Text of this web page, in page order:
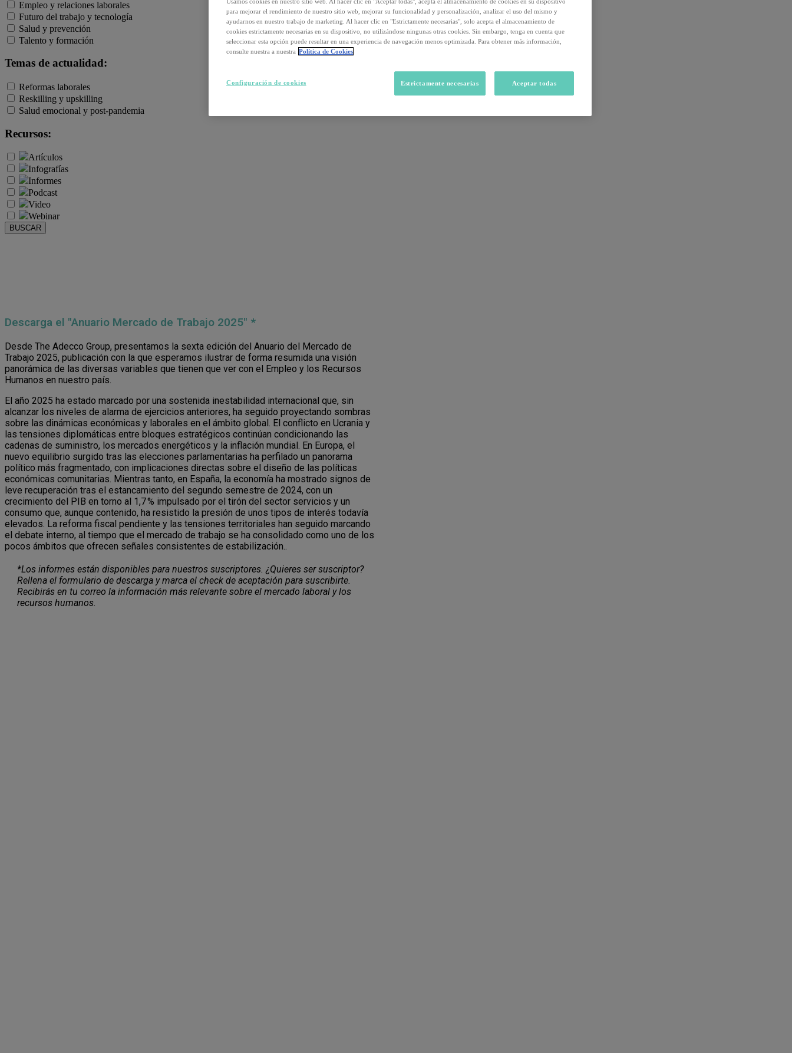
Empleo y relaciones laborales
Futuro del trabajo y tecnología
Salud y prevención
Talento y formación
Temas de actualidad:
Reformas laborales
Reskilling y upskilling
Salud emocional y post-pandemia
Recursos:
Artículos
Infografías
Informes
Podcast
Video
Webinar
BUSCAR
Descarga el "Anuario Mercado de Trabajo 2025" *
Desde The Adecco Group, presentamos la sexta edición del Anuario del Mercado de
Trabajo 2025, publicación con la que esperamos ilustrar de forma resumida una visión
panorámica de las diversas variables que tienen que ver con el Empleo y los Recursos
Humanos en nuestro país.
El año 2025 ha estado marcado por una sostenida inestabilidad internacional que, sin
alcanzar los niveles de alarma de ejercicios anteriores, ha seguido proyectando sombras
sobre las dinámicas económicas y laborales en el ámbito global. El conflicto en Ucrania y
las tensiones diplomáticas entre bloques estratégicos continúan condicionando las
cadenas de suministro, los mercados energéticos y la inflación mundial. En Europa, el
nuevo equilibrio surgido tras las elecciones parlamentarias ha perfilado un panorama
político más fragmentado, con implicaciones directas sobre el diseño de las políticas
económicas comunitarias. Mientras tanto, en España, la economía ha mostrado signos de
leve recuperación tras el estancamiento del segundo semestre de 2024, con un
crecimiento del PIB en torno al 1,7 % impulsado por el tirón del sector servicios y un
consumo que, aunque contenido, ha resistido la presión de unos tipos de interés todavía
elevados. La reforma fiscal pendiente y las tensiones territoriales han seguido marcando
el debate interno, al tiempo que el mercado de trabajo se ha consolidado como uno de los
pocos ámbitos que ofrecen señales consistentes de estabilización..
*Los informes están disponibles para nuestros suscriptores. ¿Quieres ser suscriptor?
Rellena el formulario de descarga y marca el check de aceptación para suscribirte.
Recibirás en tu correo la información más relevante sobre el mercado laboral y los
recursos humanos.
para mejorar el rendimiento de nuestro sitio web, mejorar su funcionalidad y personalización, analizar el uso del mismo y
ayudarnos en nuestro trabajo de marketing. Al hacer clic en "Estrictamente necesarias", solo acepta el almacenamiento de
cookies estrictamente necesarias en su dispositivo, no utilizándose ningunas otras cookies. Sin embargo, tenga en cuenta que
seleccionar esta opción puede resultar en una experiencia de navegación menos optimizada. Para obtener más información,
consulte nuestra a nuestra Política de Cookies
Estrictamente necesarias Aceptar todas
Configuración de cookies